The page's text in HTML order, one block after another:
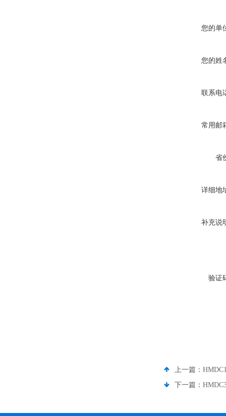
您的单
您的姓
联系电
常用邮
省
详细地
补充说
验证
上一篇：
下一篇：